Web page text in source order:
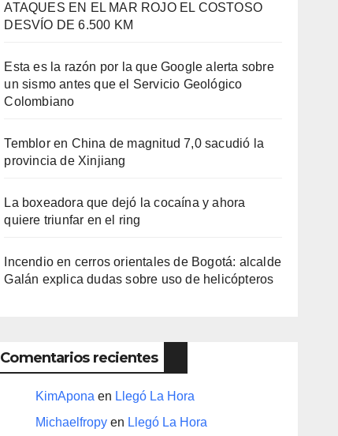
ATAQUES EN EL MAR ROJO EL COSTOSO
DESVÍO DE 6.500 KM
Esta es la razón por la que Google alerta sobre
un sismo antes que el Servicio Geológico
Colombiano
Temblor en China de magnitud 7,0 sacudió la
provincia de Xinjiang
La boxeadora que dejó la cocaína y ahora
quiere triunfar en el ring​
Incendio en cerros orientales de Bogotá: alcalde
Galán explica dudas sobre uso de helicópteros
Comentarios recientes
KimApona en Llegó La Hora
Michaelfropy en Llegó La Hora